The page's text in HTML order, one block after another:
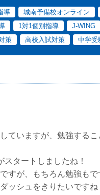
導 城南予備校オンライン
1対1個別指導 J-WING
策 高校入試対策 中学受
ていますが、勉強するこ
タートしましたね！
すが、もちろん勉強もで
ッシュをきりたいですね